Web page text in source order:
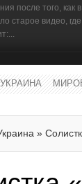
после того, как
старое видео,
УКРАИНА
»